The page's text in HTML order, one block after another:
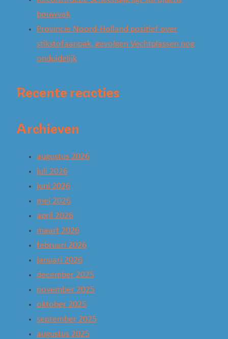
bouwvak
Provincie Noord-Holland positief over
stikstofaanpak, gevolgen Vechtplassen nog
onduidelijk
Recente reacties
Archieven
augustus 2026
juli 2026
juni 2026
mei 2026
april 2026
maart 2026
februari 2026
januari 2026
december 2025
november 2025
oktober 2025
september 2025
augustus 2025